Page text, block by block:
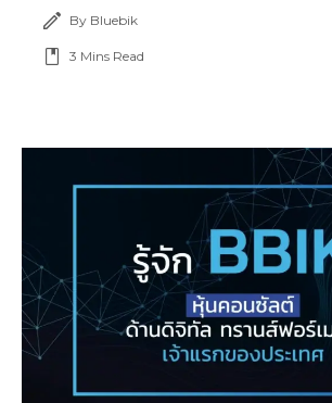
By Bluebik
3 Mins Read